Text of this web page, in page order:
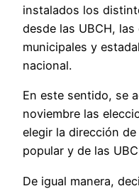
instalados los
desde las UBCH,
municipales y
nacional.
En este sentido, se
noviembre las
elegir la dirección
popular y de las
De igual manera,